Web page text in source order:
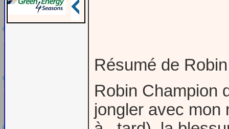
Résumé de
Robin Champion
jongler avec mon